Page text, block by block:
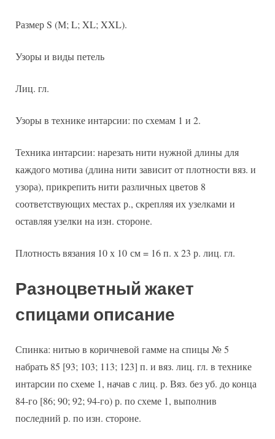
Размер S (М; L; XL; XXL).
Узоры и виды петель
Лиц. гл.
Узоры в технике интарсии: по схемам 1 и 2.
Техника интарсии: нарезать нити нужной длины для
каждого мотива (длина нити зависит от плотности вяз. и
узора), прикрепить нити различных цветов 8
соответствующих местах р., скрепляя их узелками и
оставляя узелки на изн. стороне.
Плотность вязания 10 х 10 см = 16 п. х 23 р. лиц. гл.
Разноцветный жакет
спицами описание
Спинка: нитью в коричневой гамме на спицы № 5
набрать 85 [93; 103; 113; 123] п. и вяз. лиц. гл. в технике
интарсии по схеме 1, начав с лиц. р. Вяз. без уб. до конца
84-го [86; 90; 92; 94-го) р. по схеме 1, выполнив
последний р. по изн. стороне.